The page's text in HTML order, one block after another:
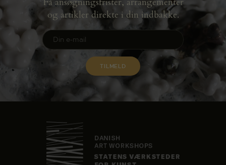
og artikler direkte i din indbakke.